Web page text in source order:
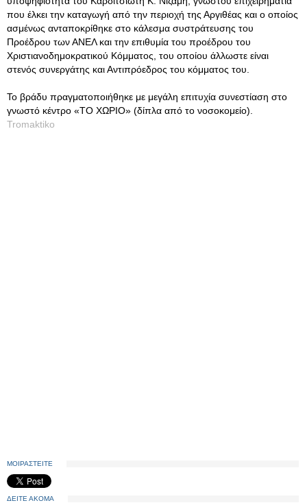
που έλκει την καταγωγή από την περιοχή της Αργιθέας και ο οποίος
ασμένως ανταποκρίθηκε στο κάλεσμα συστράτευσης του
Προέδρου των ΑΝΕΛ και την επιθυμία του προέδρου του
Χριστιανοδημοκρατικού Κόμματος, του οποίου άλλωστε είναι
στενός συνεργάτης και Αντιπρόεδρος του κόμματος του.
Το βράδυ πραγματοποιήθηκε με μεγάλη επιτυχία συνεστίαση στο
γνωστό κέντρο «ΤΟ ΧΩΡΙΟ» (δίπλα από το νοσοκομείο).
Tromaktiko
ΜΟΙΡΑΣΤΕΙΤΕ
ΔΕΙΤΕ ΑΚΟΜΑ